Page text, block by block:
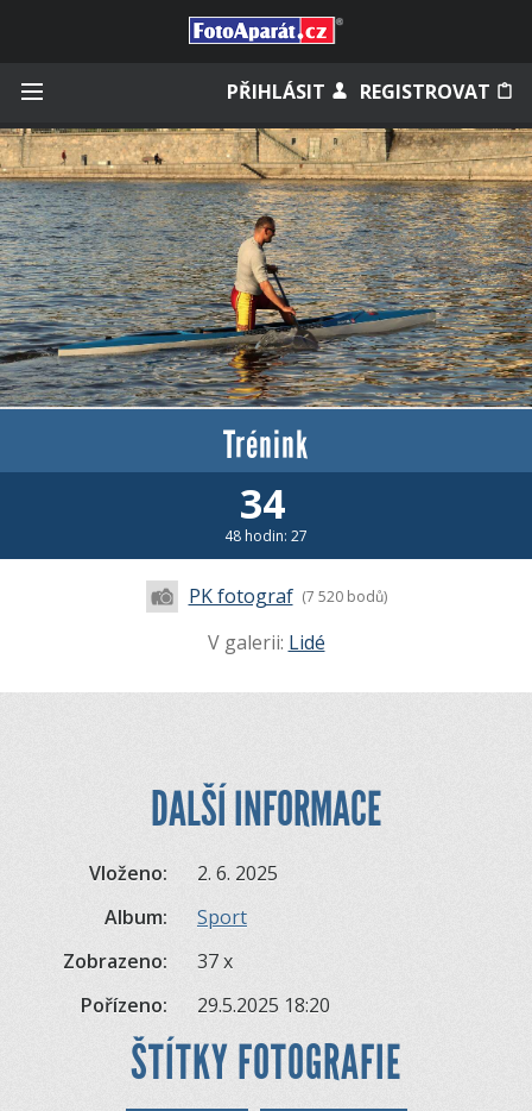
PŘIHLÁSIT REGISTROVAT
Zapamatovat
Zapomněli jste heslo?
Měli jste účet na starém webu?
Trénink
34
48 hodin: 27
PK fotograf (7 520 bodů)
V galerii: Lidé
DALŠÍ INFORMACE
Vloženo:
2. 6. 2025
Album:
Sport
Zobrazeno:
37 x
Pořízeno:
29.5.2025 18:20
ŠTÍTKY FOTOGRAFIE